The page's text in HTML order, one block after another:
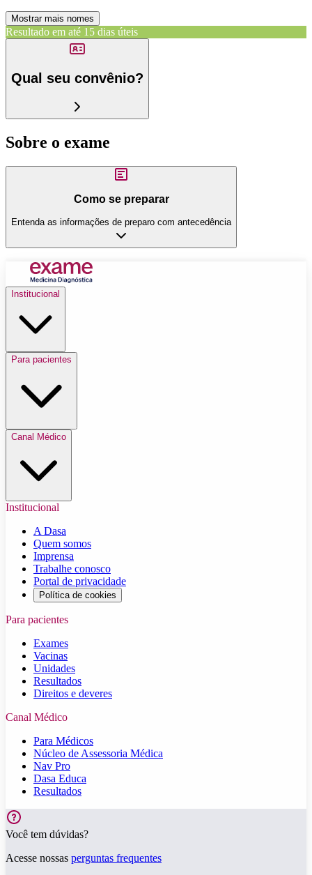
Mostrar mais nomes
Resultado em até 15 dias úteis
Qual seu convênio?
Sobre o exame
Como se preparar
Entenda as informações de preparo com antecedência
Institucional
Para pacientes
Canal Médico
Institucional
A Dasa
Quem somos
Imprensa
Trabalhe conosco
Portal de privacidade
Política de cookies
Para pacientes
Exames
Vacinas
Unidades
Resultados
Direitos e deveres
Canal Médico
Para Médicos
Núcleo de Assessoria Médica
Nav Pro
Dasa Educa
Resultados
Você tem dúvidas?
Acesse nossas perguntas frequentes